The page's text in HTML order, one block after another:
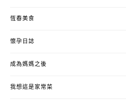
恆春美食
懷孕日誌
成為媽媽之後
我想這是家常菜